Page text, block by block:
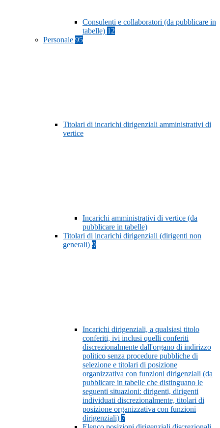
Consulenti e collaboratori (da pubblicare in
tabelle) 12
Personale 95
Titolari di incarichi dirigenziali amministrativi di
vertice
Incarichi amministrativi di vertice (da
pubblicare in tabelle)
Titolari di incarichi dirigenziali (dirigenti non
generali) 9
Incarichi dirigenziali, a qualsiasi titolo
conferiti, ivi inclusi quelli conferiti
discrezionalmente dall'organo di indirizzo
politico senza procedure pubbliche di
selezione e titolari di posizione
organizzativa con funzioni dirigenziali (da
pubblicare in tabelle che distinguano le
seguenti situazioni: dirigenti, dirigenti
individuati discrezionalmente, titolari di
posizione organizzativa con funzioni
dirigenziali) 7